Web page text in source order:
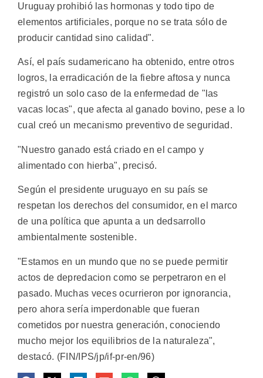
Uruguay prohibió las hormonas y todo tipo de
elementos artificiales, porque no se trata sólo de
producir cantidad sino calidad".
Así, el país sudamericano ha obtenido, entre otros
logros, la erradicación de la fiebre aftosa y nunca
registró un solo caso de la enfermedad de "las
vacas locas", que afecta al ganado bovino, pese a lo
cual creó un mecanismo preventivo de seguridad.
"Nuestro ganado está criado en el campo y
alimentado con hierba", precisó.
Según el presidente uruguayo en su país se
respetan los derechos del consumidor, en el marco
de una política que apunta a un dedsarrollo
ambientalmente sostenible.
"Estamos en un mundo que no se puede permitir
actos de depredacion como se perpetraron en el
pasado. Muchas veces ocurrieron por ignorancia,
pero ahora sería imperdonable que fueran
cometidos por nuestra generación, conociendo
mucho mejor los equilibrios de la naturaleza",
destacó. (FIN/IPS/jp/if-pr-en/96)